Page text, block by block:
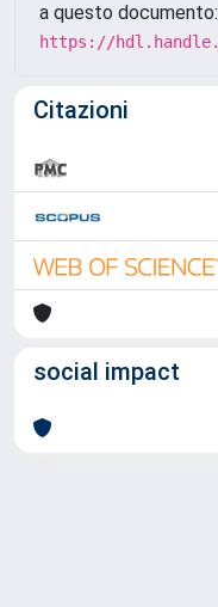
a questo documento:
https://
Citazioni
social impact